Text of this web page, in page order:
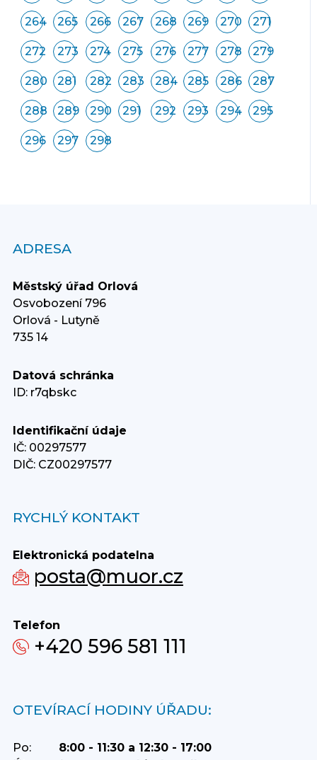
264 265 266 267 268 269 270 271
272 273 274 275 276 277 278 279
280 281 282 283 284 285 286 287
288 289 290 291 292 293 294 295
296 297 298
ADRESA
Městský úřad Orlová
Osvobození 796
Orlová - Lutyně
735 14
Datová schránka
ID: r7qbskc
Identifikační údaje
IČ: 00297577
DIČ: CZ00297577
RYCHLÝ KONTAKT
Elektronická podatelna
posta@muor.cz
Telefon
+420 596 581 111
OTEVÍRACÍ HODINY ÚŘADU:
Po:
8:00 - 11:30 a 12:30 - 17:00